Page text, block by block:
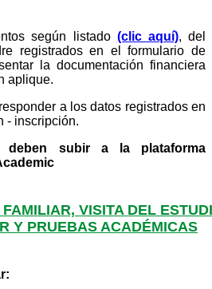
según listado (clic aquí), del
registrados en el formulario de
la documentación financiera
aplique.
a los datos registrados en
- inscripción.
deben subir a la plataforma
FAMILIAR, VISITA DEL
Y PRUEBAS ACADÉMICAS